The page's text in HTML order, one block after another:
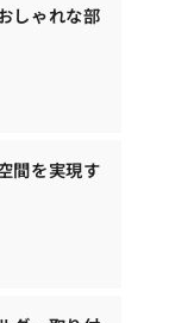
しゃれな部
間を実現す